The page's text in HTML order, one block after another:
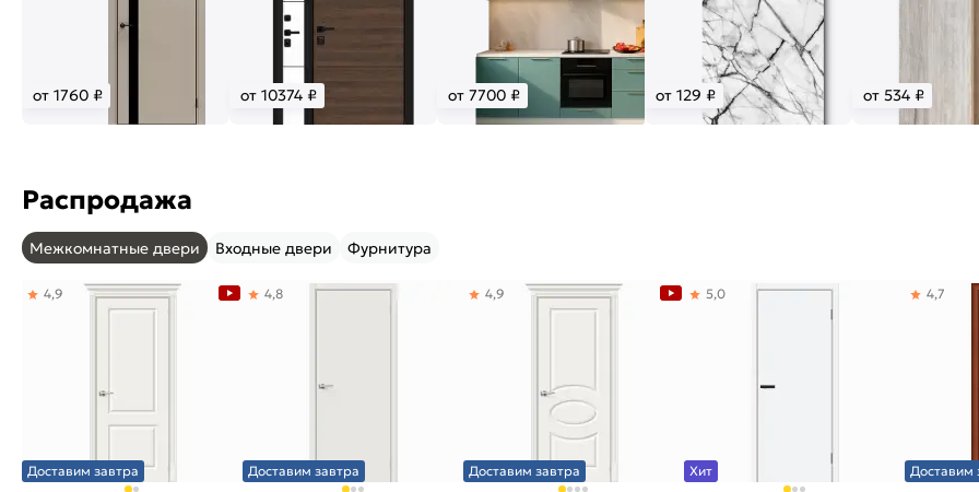
от 1760 ₽ от 10374 ₽ от 7700 ₽ от 129 ₽ от 534 ₽
Распродажа
Межкомнатные двери Входные двери Фурнитура
Доставим завтра
4,9
Доставим завтра
4,8
Доставим завтра
4,9
Хит
5,0
Доставим
4,7